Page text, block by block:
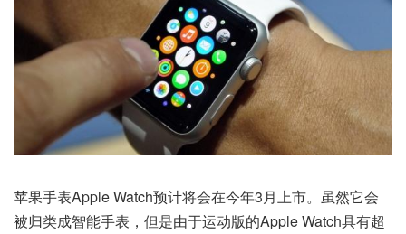
苹果手表Apple Watch预计将会在今年3月上市。虽然它会
被归类成智能手表，但是由于运动版的Apple Watch具有超